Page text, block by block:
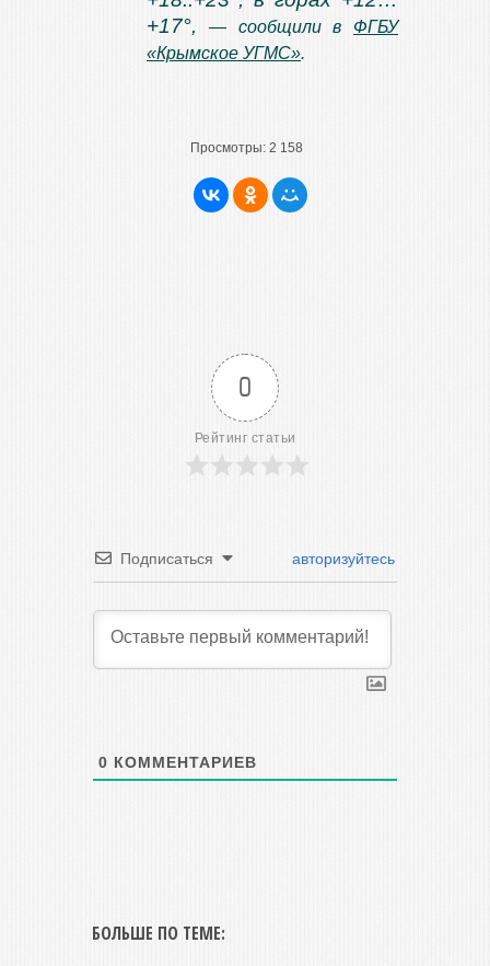
+17°,
— сообщили в ФГБУ
«Крымское УГМС».
Просмотры: 2 158
0
Рейтинг статьи
Подписаться авторизуйтесь
0 КОММЕНТАРИЕВ
БОЛЬШЕ ПО ТЕМЕ: